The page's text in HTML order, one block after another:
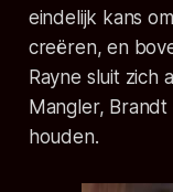
eindelijk kans
creëren, en
Rayne sluit zich
Mangler,
houden.